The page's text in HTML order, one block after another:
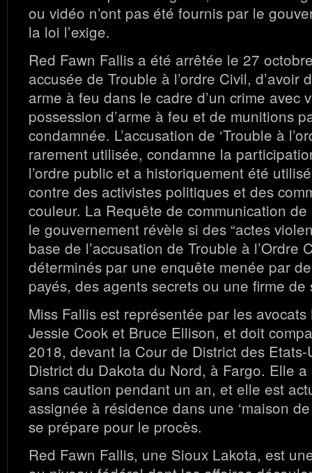
ou vidéo n’ont pas été fournis par le
la loi l’exige.
Red Fawn Fallis a été arrêtée le 27
accusée de Trouble à l’ordre Civil, d’avoir
arme à feu dans le cadre d’un crime avec
possession d’arme à feu et de munitions
condamnée. L’accusation de ‘Trouble à
rarement utilisée, condamne la
l’ordre public et a historiquement été
contre des activistes politiques et des
couleur. La Requête de communication
le gouvernement révèle si des “actes
base de l’accusation de Trouble à l’Ordre
déterminés par une enquête menée par
payés, des agents secrets ou une firme
Miss Fallis est représentée par les avocats
Jessie Cook et Bruce Ellison, et doit
2018, devant la Cour de District des
District du Dakota du Nord, à Fargo. Elle
sans caution pendant un an, et elle est
assignée à résidence dans une ‘maison
se prépare pour le procès.
Red Fawn Fallis, une Sioux Lakota, est